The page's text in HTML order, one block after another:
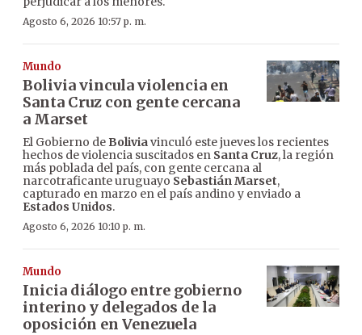
Agosto 6, 2026 10:57 p. m.
Mundo
Bolivia vincula violencia en
Santa Cruz con gente cercana
a Marset
El Gobierno de Boliviavinculó este jueves los recientes
hechos de violencia suscitados en Santa Cruz, la región
más poblada del país, con gente cercana al
narcotraficante uruguayo Sebastián Marset,
capturado en marzo en el país andino y enviado a
Estados Unidos.
Agosto 6, 2026 10:10 p. m.
Mundo
Inicia diálogo entre gobierno
interino y delegados de la
oposición en Venezuela